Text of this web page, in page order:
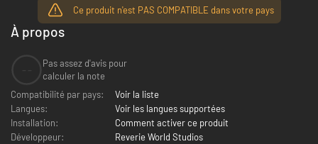
Ce produit n'est PAS COMPATIBLE dans votre pays
À propos
Pas assez d'avis pour
calculer la note
Compatibilité par pays:
Voir la liste
Langues:
Voir les langues supportées
Installation:
Comment activer ce produit
Développeur:
Reverie World Studios